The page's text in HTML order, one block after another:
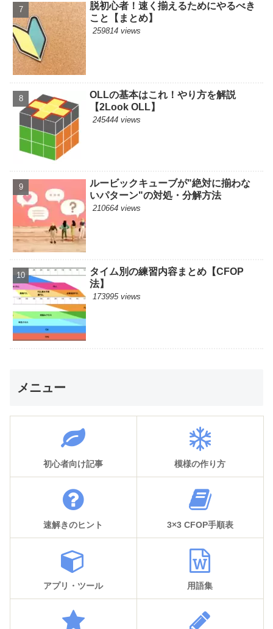
脱初心者！速く揃えるためにやるべき
こと【まとめ】
259814 views
OLLの基本はこれ！やり方を解説
【2Look OLL】
245444 views
ルービックキューブが"絶対に揃わな
いパターン"の対処・分解方法
210664 views
タイム別の練習内容まとめ【CFOP
法】
173995 views
メニュー
初心者向け記事 模様の作り方
速解きのヒント 3×3 CFOP手順表
アプリ・ツール 用語集